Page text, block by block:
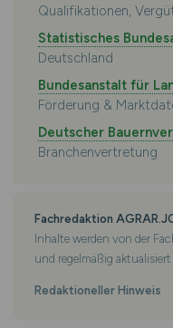
Qualifikationen,
Statistisches
Deutschland
Bundesanstalt für
Förderung &
Deutscher
Branchenvertretung
Fachredaktion
Inhalte werden von der
und regelmäßig
Redaktioneller Hinweis